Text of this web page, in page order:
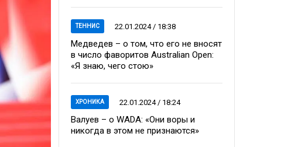
ТЕННИС 22.01.2024 / 18:38
Медведев – о том, что его не вносят
в число фаворитов Australian Open:
«Я знаю, чего стою»
ХРОНИКА 22.01.2024 / 18:24
Валуев – о WADA: «Они воры и
никогда в этом не признаются»